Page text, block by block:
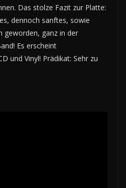
Das stolze Fazit zur Platte:
dennoch sanftes, sowie
geworden, ganz in der
Es erscheint
und Vinyl! Prädikat: Sehr zu